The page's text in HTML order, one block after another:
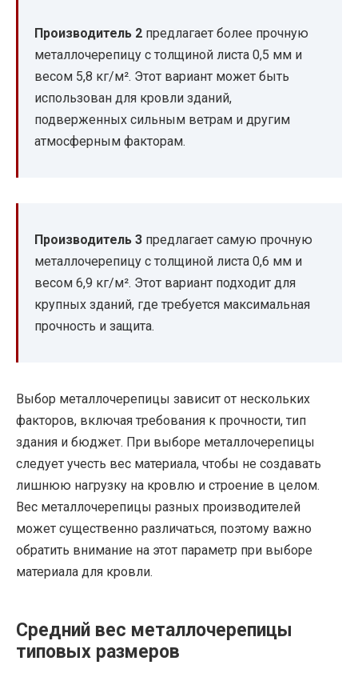
Производитель 2 предлагает более прочную
металлочерепицу с толщиной листа 0,5 мм и
весом 5,8 кг/м². Этот вариант может быть
использован для кровли зданий,
подверженных сильным ветрам и другим
атмосферным факторам.
Производитель 3 предлагает самую прочную
металлочерепицу с толщиной листа 0,6 мм и
весом 6,9 кг/м². Этот вариант подходит для
крупных зданий, где требуется максимальная
прочность и защита.
Выбор металлочерепицы зависит от нескольких
факторов, включая требования к прочности, тип
здания и бюджет. При выборе металлочерепицы
следует учесть вес материала, чтобы не создавать
лишнюю нагрузку на кровлю и строение в целом.
Вес металлочерепицы разных производителей
может существенно различаться, поэтому важно
обратить внимание на этот параметр при выборе
материала для кровли.
Средний вес металлочерепицы
типовых размеров